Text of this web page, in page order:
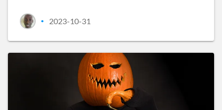
• 2023-10-31